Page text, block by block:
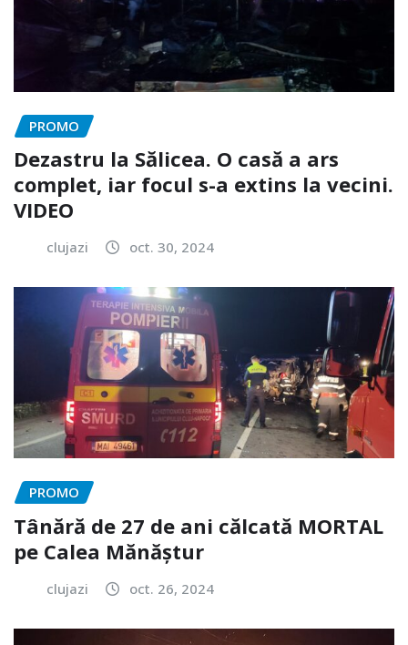
PROMO
Dezastru la Sălicea. O casă a ars
complet, iar focul s-a extins la vecini.
VIDEO
clujazi oct. 30, 2024
PROMO
Tânără de 27 de ani călcată MORTAL
pe Calea Mănăștur
clujazi oct. 26, 2024